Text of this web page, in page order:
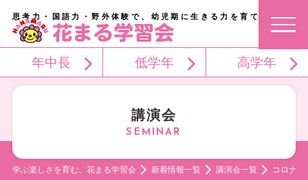
思考力・国語力・野外体験で、幼児期に生きる力を育てる。
年中長 低学年 高学年
講演会
学ぶ楽しさを育む。花まる学習会 新着情報一覧 講演会一覧 コロナ